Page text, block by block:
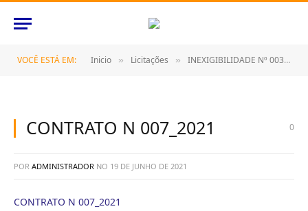
VOCÊ ESTÁ EM: Inicio » Licitações » INEXIGIBILIDADE Nº 003/2021 (CONTRATAÇÃO DE EMPRESA PARA PRESTAÇÃO DE SERVIÇOS TÉCNICOS ESPECIALIZADOS DE ASSESSORIA E CONSULTORIA CONTÁBIL)
CONTRATO N 007_2021 0
POR ADMINISTRADOR NO 19 DE JUNHO DE 2021
CONTRATO N 007_2021